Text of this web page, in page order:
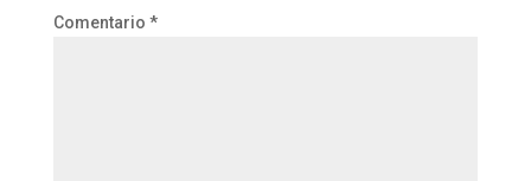
Comentario *